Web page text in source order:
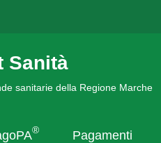
Sanità
sanitarie della Regione Marche
® Pagamenti